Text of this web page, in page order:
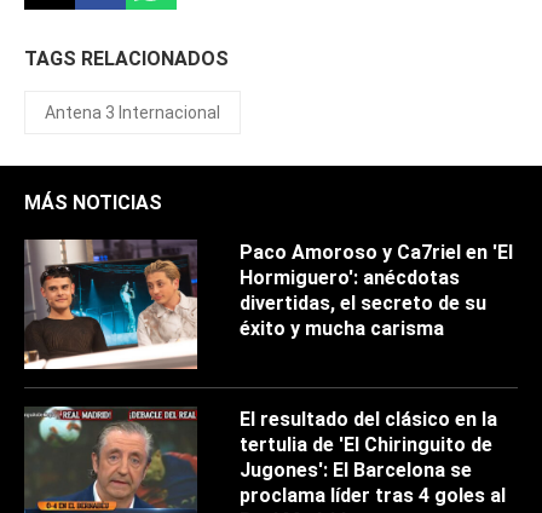
TAGS RELACIONADOS
Antena 3 Internacional
MÁS NOTICIAS
Paco Amoroso y Ca7riel en 'El
Hormiguero': anécdotas
divertidas, el secreto de su
éxito y mucha carisma
El resultado del clásico en la
tertulia de 'El Chiringuito de
Jugones': El Barcelona se
proclama líder tras 4 goles al